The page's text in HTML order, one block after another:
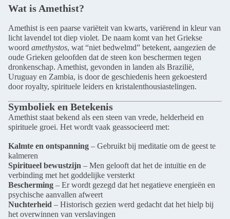
Wat is Amethist?
Amethist is een paarse variëteit van kwarts, variërend in kleur van
licht lavendel tot diep violet. De naam komt van het Griekse
woord amethystos, wat “niet bedwelmd” betekent, aangezien de
oude Grieken geloofden dat de steen kon beschermen tegen
dronkenschap. Amethist, gevonden in landen als Brazilië,
Uruguay en Zambia, is door de geschiedenis heen gekoesterd
door royalty, spirituele leiders en kristalenthousiastelingen.
Symboliek en Betekenis
Amethist staat bekend als een steen van vrede, helderheid en
spirituele groei. Het wordt vaak geassocieerd met:
Kalmte en ontspanning – Gebruikt bij meditatie om de geest te
kalmeren
Spiritueel bewustzijn – Men gelooft dat het de intuïtie en de
verbinding met het goddelijke versterkt
Bescherming – Er wordt gezegd dat het negatieve energieën en
psychische aanvallen afweert
Nuchterheid – Historisch gezien werd gedacht dat het hielp bij
het overwinnen van verslavingen